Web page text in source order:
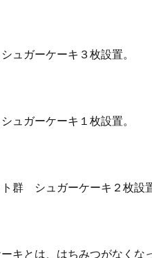
ュガーケーキ３枚設置。
ュガーケーキ１枚設置。
群 シュガーケーキ２枚設
キとは、はちみつがなく